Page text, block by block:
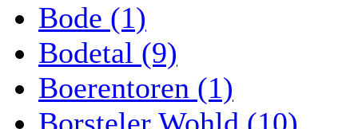
Bode (1)
Bodetal (9)
Boerentoren (1)